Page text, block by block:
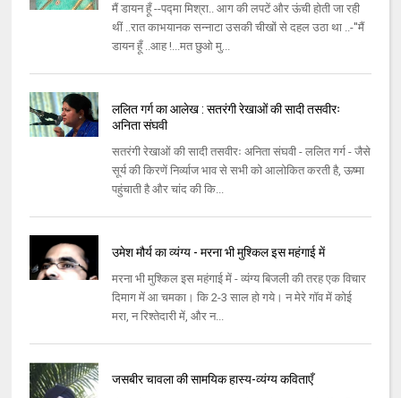
मैं डायन हूँ --पद्मा मिश्रा.. आग की लपटें और ऊंची होती जा रही
थीं ..रात काभयानक सन्नाटा उसकी चीखों से दहल उठा था ..-''मैं
डायन हूँ ..आह !...मत छुओ मु...
ललित गर्ग का आलेख : सतरंगी रेखाओं की सादी तसवीरः
अनिता संघवी
सतरंगी रेखाओं की सादी तसवीरः अनिता संघवी - ललित गर्ग - जैसे
सूर्य की किरणें निर्व्‍याज भाव से सभी को आलोकित करती है, ऊष्‍मा
पहुंचाती है और चांद की कि...
उमेश मौर्य का व्यंग्य - मरना भी मुश्किल इस महंगाई में
मरना भी मुश्किल इस महंगाई में - व्‍यंग्‍य बिजली की तरह एक विचार
दिमाग में आ चमका। कि 2-3 साल हो गये। न मेरे गॉव में कोई
मरा, न रिश्‍तेदारी में, और न...
जसबीर चावला की सामयिक हास्य-व्यंग्य कविताएँ